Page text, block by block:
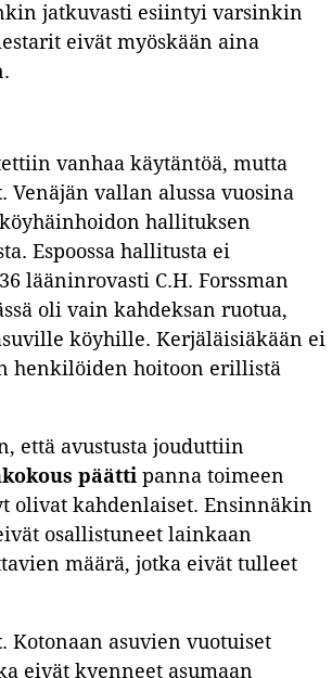
jatkuvasti esiintyi varsinkin
eivät myöskään aina
vanhaa käytäntöä, mutta
. Venäjän vallan alussa vuosina
hallituksen
Espoossa hallitusta ei
lääninrovasti C.H. Forssman
oli vain kahdeksan ruotua,
köyhille. Kerjäläisiäkään ei
henkilöiden hoitoon erillistä
että avustusta jouduttiin
päätti panna toimeen
olivat kahdenlaiset. Ensinnäkin
osallistuneet lainkaan
määrä, jotka eivät tulleet
. Kotonaan asuvien vuotuiset
eivät kyenneet asumaan